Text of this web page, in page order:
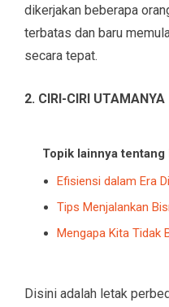
dikerjakan beberapa
terbatas dan baru
secara tepat.
2. CIRI-CIRI UTAMANYA
Topik lainnya tentang
Efisiensi dalam Era
Tips Menjalankan
Mengapa Kita Tidak
Disini adalah letak